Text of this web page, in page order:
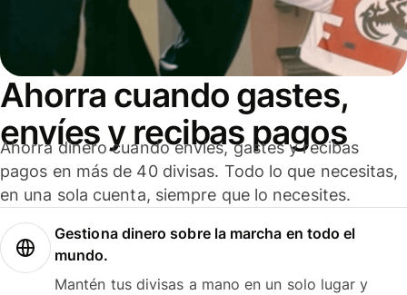
Ahorra cuando gastes,
envíes y recibas pagos
Ahorra dinero cuando envíes, gastes y recibas
pagos en más de 40 divisas. Todo lo que necesitas,
en una sola cuenta, siempre que lo necesites.
Gestiona dinero sobre la marcha en todo el
mundo.
Mantén tus divisas a mano en un solo lugar y